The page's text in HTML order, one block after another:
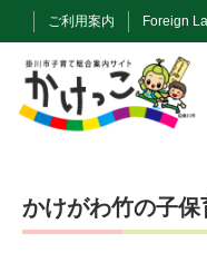
ご利用案内 Foreign
かけがわ竹の子保